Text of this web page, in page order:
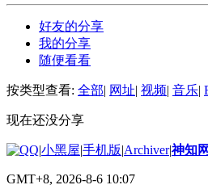
好友的分享
我的分享
随便看看
按类型查看: 全部| 网址| 视频| 音乐|
现在还没分享
|小黑屋|手机版|Archiver|神知网
GMT+8, 2026-8-6 10:07